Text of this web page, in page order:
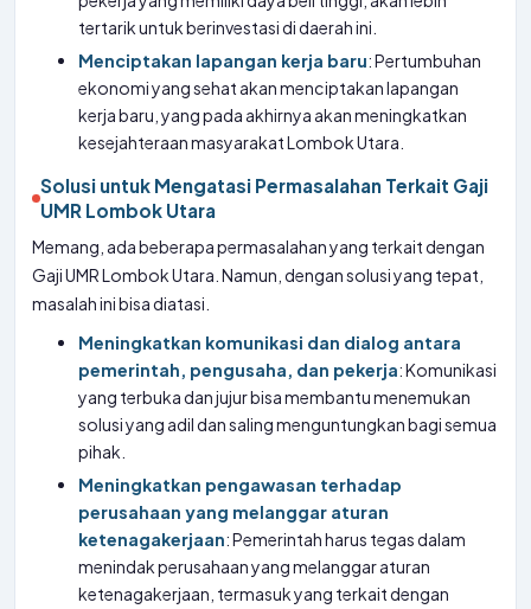
tertarik untuk berinvestasi di daerah ini.
Menciptakan lapangan kerja baru: Pertumbuhan
ekonomi yang sehat akan menciptakan lapangan
kerja baru, yang pada akhirnya akan meningkatkan
kesejahteraan masyarakat Lombok Utara.
Solusi untuk Mengatasi Permasalahan Terkait Gaji
UMR Lombok Utara
Memang, ada beberapa permasalahan yang terkait dengan
Gaji UMR Lombok Utara. Namun, dengan solusi yang tepat,
masalah ini bisa diatasi.
Meningkatkan komunikasi dan dialog antara
pemerintah, pengusaha, dan pekerja: Komunikasi
yang terbuka dan jujur bisa membantu menemukan
solusi yang adil dan saling menguntungkan bagi semua
pihak.
Meningkatkan pengawasan terhadap
perusahaan yang melanggar aturan
ketenagakerjaan: Pemerintah harus tegas dalam
menindak perusahaan yang melanggar aturan
ketenagakerjaan, termasuk yang terkait dengan